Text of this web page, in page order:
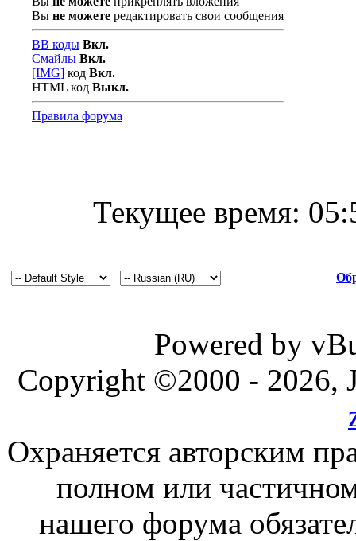
Вы не можете редактировать свои сообщения
BB коды Вкл.
Смайлы Вкл.
[IMG] код Вкл.
HTML код Выкл.
Правила форума
Текущее время:
Powered by
Copyright ©2000 - 2026,
Охраняется авторским
полном или
нашего форума